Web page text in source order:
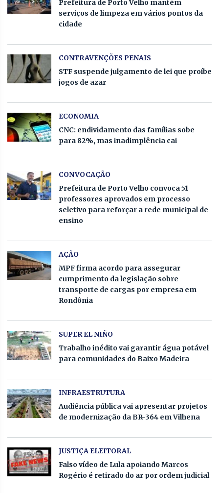
Prefeitura de Porto Velho mantém
serviços de limpeza em vários pontos da
cidade
CONTRAVENÇÕES PENAIS
STF suspende julgamento de lei que proíbe
jogos de azar
ECONOMIA
CNC: endividamento das famílias sobe
para 82%, mas inadimplência cai
CONVOCAÇÃO
Prefeitura de Porto Velho convoca 51
professores aprovados em processo
seletivo para reforçar a rede municipal de
ensino
AÇÃO
MPF firma acordo para assegurar
cumprimento da legislação sobre
transporte de cargas por empresa em
Rondônia
SUPER EL NIÑO
Trabalho inédito vai garantir água potável
para comunidades do Baixo Madeira
INFRAESTRUTURA
Audiência pública vai apresentar projetos
de modernização da BR-364 em Vilhena
JUSTIÇA ELEITORAL
Falso vídeo de Lula apoiando Marcos
Rogério é retirado do ar por ordem judicial